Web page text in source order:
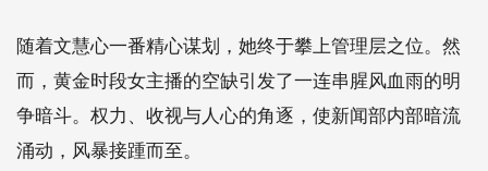
随着文慧心一番精心谋划，她终于攀上管理层之位。然
而，黄金时段女主播的空缺引发了一连串腥风血雨的明
争暗斗。权力、收视与人心的角逐，使新闻部内部暗流
涌动，风暴接踵而至。